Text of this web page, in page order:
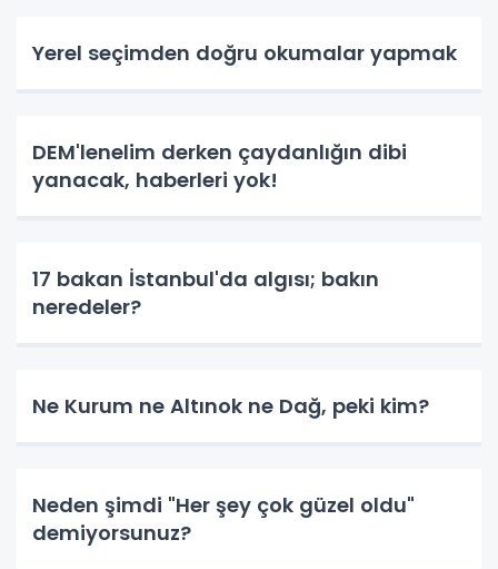
Yerel seçimden doğru okumalar yapmak
DEM'lenelim derken çaydanlığın dibi
yanacak, haberleri yok!
17 bakan İstanbul'da algısı; bakın
neredeler?
Ne Kurum ne Altınok ne Dağ, peki kim?
Neden şimdi "Her şey çok güzel oldu"
demiyorsunuz?